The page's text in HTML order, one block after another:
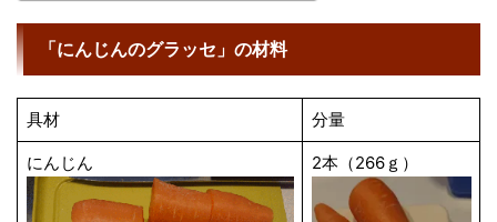
「にんじんのグラッセ」の材料
具材 分量
にんじん 2本（266ｇ）